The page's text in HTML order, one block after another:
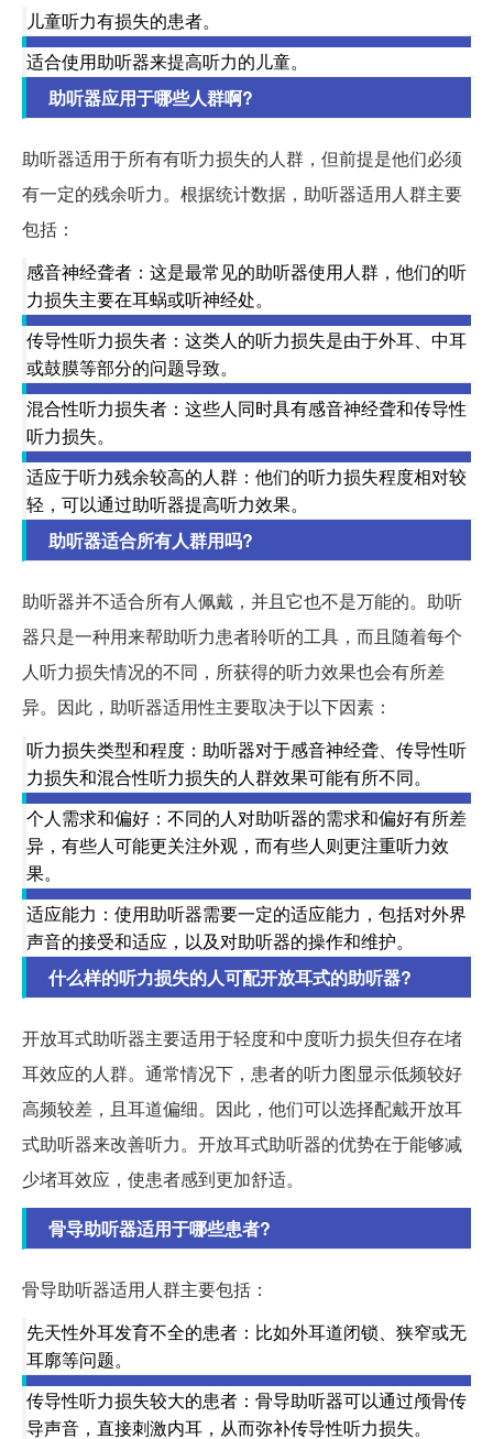
儿童听力有损失的患者。
适合使用助听器来提高听力的儿童。
助听器应用于哪些人群啊?
助听器适用于所有有听力损失的人群，但前提是他们必须
有一定的残余听力。根据统计数据，助听器适用人群主要
包括：
感音神经聋者：这是最常见的助听器使用人群，他们的听
力损失主要在耳蜗或听神经处。
传导性听力损失者：这类人的听力损失是由于外耳、中耳
或鼓膜等部分的问题导致。
混合性听力损失者：这些人同时具有感音神经聋和传导性
听力损失。
适应于听力残余较高的人群：他们的听力损失程度相对较
轻，可以通过助听器提高听力效果。
助听器适合所有人群用吗?
助听器并不适合所有人佩戴，并且它也不是万能的。助听
器只是一种用来帮助听力患者聆听的工具，而且随着每个
人听力损失情况的不同，所获得的听力效果也会有所差
异。因此，助听器适用性主要取决于以下因素：
听力损失类型和程度：助听器对于感音神经聋、传导性听
力损失和混合性听力损失的人群效果可能有所不同。
个人需求和偏好：不同的人对助听器的需求和偏好有所差
异，有些人可能更关注外观，而有些人则更注重听力效
果。
适应能力：使用助听器需要一定的适应能力，包括对外界
声音的接受和适应，以及对助听器的操作和维护。
什么样的听力损失的人可配开放耳式的助听器?
开放耳式助听器主要适用于轻度和中度听力损失但存在堵
耳效应的人群。通常情况下，患者的听力图显示低频较好
高频较差，且耳道偏细。因此，他们可以选择配戴开放耳
式助听器来改善听力。开放耳式助听器的优势在于能够减
少堵耳效应，使患者感到更加舒适。
骨导助听器适用于哪些患者?
骨导助听器适用人群主要包括：
先天性外耳发育不全的患者：比如外耳道闭锁、狭窄或无
耳廓等问题。
传导性听力损失较大的患者：骨导助听器可以通过颅骨传
导声音，直接刺激内耳，从而弥补传导性听力损失。